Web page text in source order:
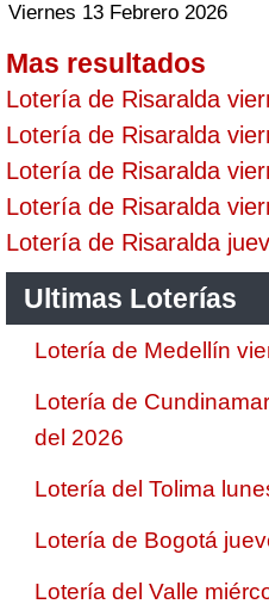
Viernes 13 Febrero 2026
Mas resultados
Lotería de Risaralda
Lotería de Risaralda
Lotería de Risaralda
Lotería de Risaralda
Lotería de Risaralda
Ultimas Loterías
Lotería de Medellín
Lotería de
del 2026
Lotería del Tolima
Lotería de Bogotá
Lotería del Valle